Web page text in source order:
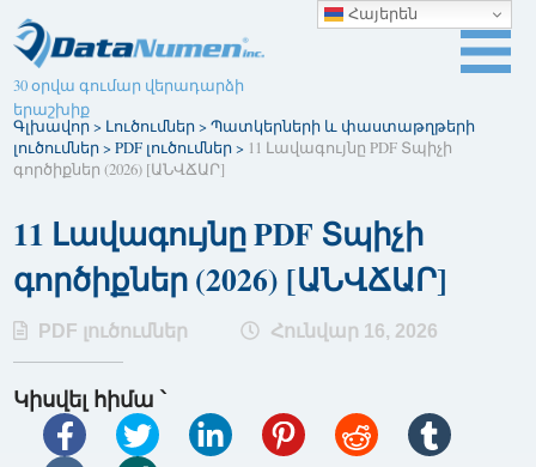
30 օրվա գումար վերադարձի
երաշխիք
Գլխավոր> Լուծումներ>Պատկերների և փաստաթղթերի
լուծումներ>PDF լուծումներ> 11 Լավագույնը PDF Տպիչի
գործիքներ (2026) [ԱՆՎՃԱՐ]
11 Լավագույնը PDF Տպիչի
գործիքներ (2026) [ԱՆՎՃԱՐ]
PDF լուծումներ Հունվար 16, 2026
Կիսվել հիմա ՝
Հայերեն